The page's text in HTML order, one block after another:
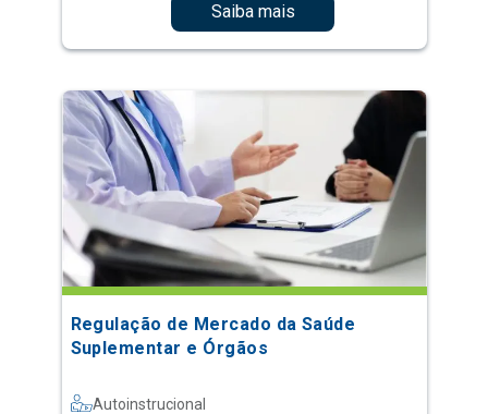
Saiba mais
Regulação de Mercado da Saúde
Suplementar e Órgãos
Autoinstrucional